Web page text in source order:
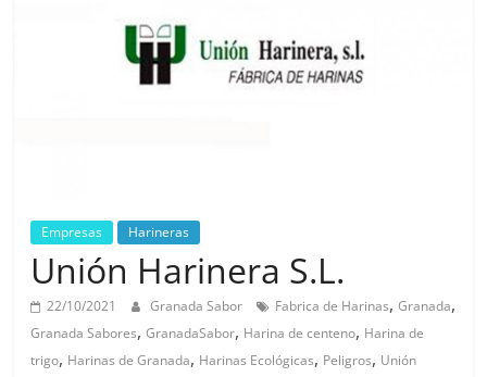
Empresas Harineras
Unión Harinera S.L.
22/10/2021 Granada Sabor Fabrica de Harinas,Granada,
Granada Sabores,GranadaSabor, Harina de centeno, Harina de
trigo, Harinas de Granada, Harinas Ecológicas, Peligros, Unión